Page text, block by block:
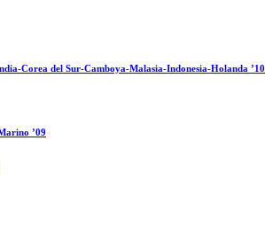
Corea del Sur-Camboya-Malasia-Indonesia-Holanda ’10
’09